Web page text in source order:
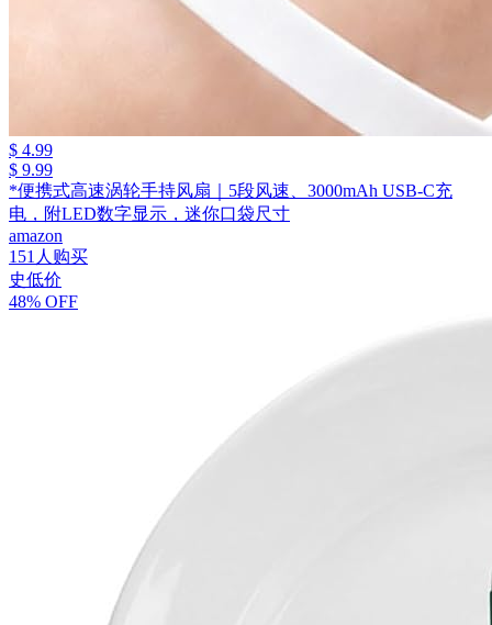
$ 4.99
$ 9.99
*便携式高速涡轮手持风扇｜5段风速、3000mAh USB-C充
电，附LED数字显示，迷你口袋尺寸
amazon
151人购买
史低价
48% OFF